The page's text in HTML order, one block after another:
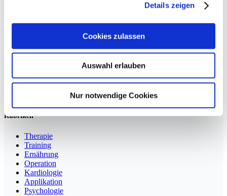
Details zeigen
Cookies zulassen
Auswahl erlauben
Nur notwendige Cookies
„Krafttraining in der Follikelphase, wenn der Östrogenspiegel hoch
dominiert“ – so oder ähnlich liest man es zunehmend in
Sportmedizin für Ärzte, Therapeuten und Trainer
Rubriken
Therapie
Training
Ernährung
Operation
Kardiologie
Applikation
Psychologie